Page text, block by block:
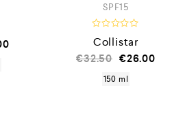
SPF15
V
a
l
u
Collistar
€32.50 €26.00
150 ml